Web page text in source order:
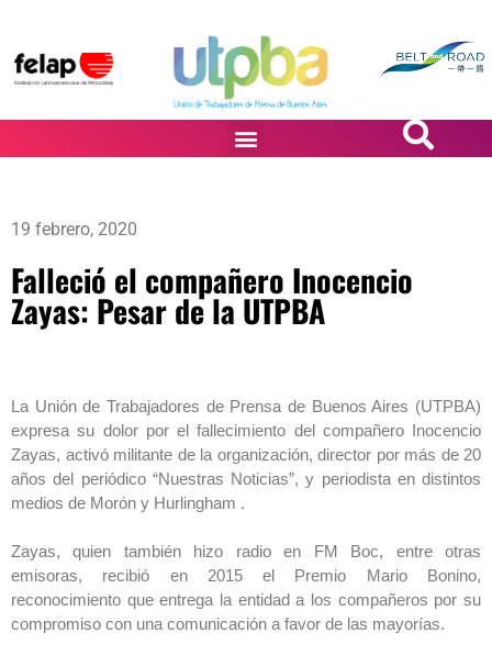
19 febrero, 2020
Falleció el compañero Inocencio
Zayas: Pesar de la UTPBA
La Unión de Trabajadores de Prensa de Buenos Aires (UTPBA)
expresa su dolor por el fallecimiento del compañero Inocencio
Zayas, activó militante de la organización, director por más de 20
años del periódico “Nuestras Noticias”, y periodista en distintos
medios de Morón y Hurlingham .
Zayas, quien también hizo radio en FM Boc, entre otras
emisoras, recibió en 2015 el Premio Mario Bonino,
reconocimiento que entrega la entidad a los compañeros por su
compromiso con una comunicación a favor de las mayorías.